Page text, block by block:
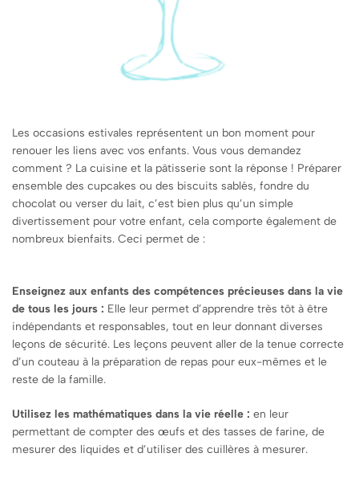
Les occasions estivales représentent un bon moment pour
renouer les liens avec vos enfants. Vous vous demandez
comment ? La cuisine et la pâtisserie sont la réponse ! Préparer
ensemble des cupcakes ou des biscuits sablés, fondre du
chocolat ou verser du lait, c’est bien plus qu’un simple
divertissement pour votre enfant, cela comporte également de
nombreux bienfaits. Ceci permet de :
Enseignez aux enfants des compétences précieuses dans la vie
de tous les jours : Elle leur permet d’apprendre très tôt à être
indépendants et responsables, tout en leur donnant diverses
leçons de sécurité. Les leçons peuvent aller de la tenue correcte
d’un couteau à la préparation de repas pour eux-mêmes et le
reste de la famille.
Utilisez les mathématiques dans la vie réelle : en leur
permettant de compter des œufs et des tasses de farine, de
mesurer des liquides et d’utiliser des cuillères à mesurer.